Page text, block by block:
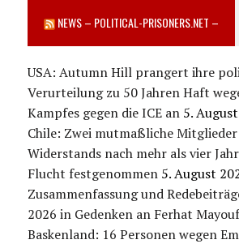
NEWS – POLITICAL-PRISONERS.NET –
USA: Autumn Hill prangert ihre
Verurteilung zu 50 Jahren Haft
Kampfes gegen die ICE an 5.
Chile: Zwei mutmaßliche Mitglieder
Widerstands nach mehr als vier
Flucht festgenommen 5. August
Zusammenfassung und
2026 in Gedenken an Ferhat Mayouf
Baskenland: 16 Personen wegen